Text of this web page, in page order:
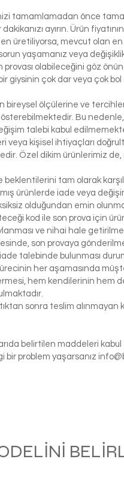
tamamlamadan önce
ayırın. Ürün
üretiliyorsa, mevcut olan
yaşamanız veya
olabileceğini göz
giysinin çok dar veya çok
bireysel ölçülerine ve
Bu
talebi kabul
veya kişisel ihtiyaçları
Özel dikim ürünlerimiz
beklentilerini tam olarak
ürünlerde iade veya
olduğundan emin
kod ile son prova için
ve nihai hale
son provaya
talebinde bulunması
her aşamasında
hem kendilerinin hem
sonra teslim
belirtilen maddeleri
bir problem yaşarsanız